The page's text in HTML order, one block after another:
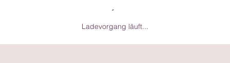
Ladevorgang läuft...